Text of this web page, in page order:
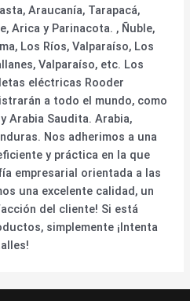
Araucanía, Tarapacá,
Arica y Parinacota. , Ñuble,
Los Ríos, Valparaíso, Los
Valparaíso, etc. Los
eléctricas Rooder
a todo el mundo, como
Arabia Saudita. Arabia,
Nos adherimos a una
y práctica en la que
empresarial orientada a las
una excelente calidad, un
del cliente! Si está
simplemente ¡Intenta